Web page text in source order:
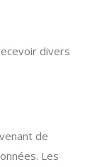
divers
de
Les